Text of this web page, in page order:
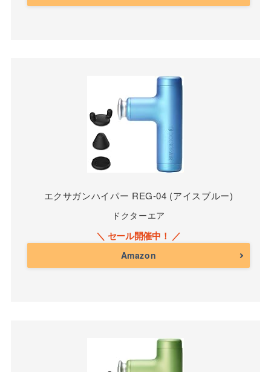
エクサガンハイパー REG-04 (アイスブルー)
ドクターエア
Amazon